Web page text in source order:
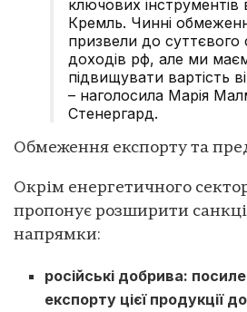
ключових інструментів
Кремль. Чинні
призвели до суттєвого
доходів рф, але ми
підвищувати вартість
– наголосила Марія
Стенергард.
Обмеження експорту та
Окрім енергетичного
пропонує розширити
напрямки:
російські добрива:
експорту цієї продукції